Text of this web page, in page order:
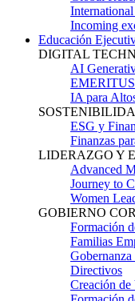
Incoming
Educación
DIGITAL
AI
EMERITUS
IA para
ESG y
Finanzas
LIDERAZGO Y
Advanced
Journey to
Women
GOBIERNO
Formación
Familias
Directivos
Creación de